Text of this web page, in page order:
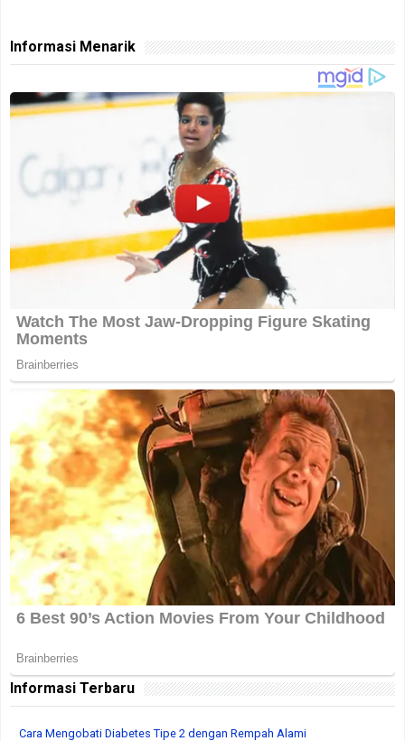
Informasi Menarik
Informasi Terbaru
Cara Mengobati Diabetes Tipe 2 dengan Rempah Alami